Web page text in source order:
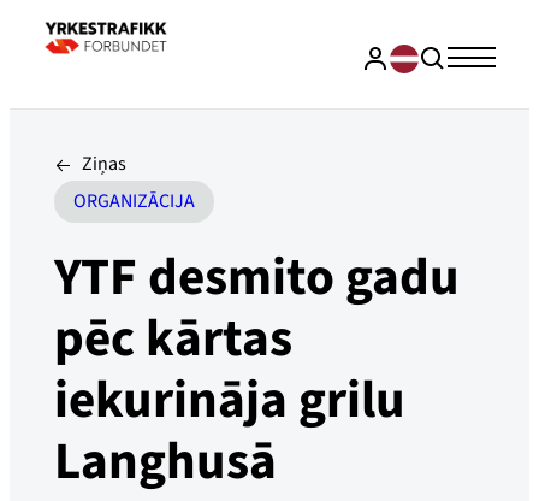
Ziņas
ORGANIZĀCIJA
YTF desmito gadu
pēc kārtas
iekurināja grilu
Langhusā